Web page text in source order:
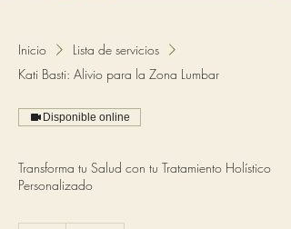
Inicio
Lista de servicios
Kati Basti: Alivio para la Zona Lumbar
Disponible online
Transforma tu Salud con tu Tratamiento Holístico
Personalizado